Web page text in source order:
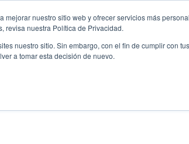
nuestro sitio web y ofrecer servicios más
revisa nuestra Política de Privacidad.
nuestro sitio. Sin embargo, con el fin de cumplir con
a tomar esta decisión de nuevo.